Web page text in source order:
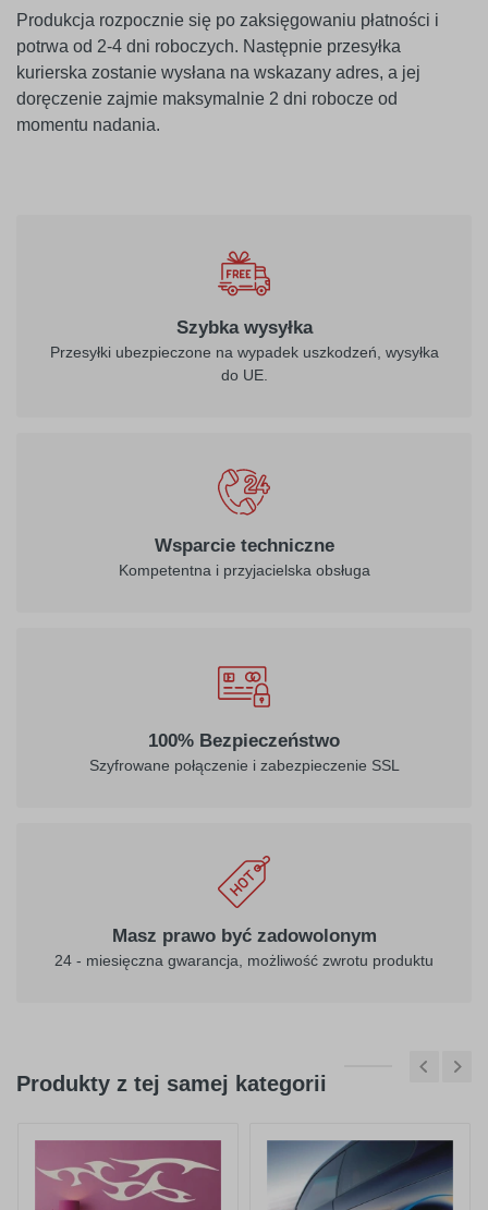
Produkcja rozpocznie się po zaksięgowaniu płatności i
potrwa od 2-4 dni roboczych. Następnie przesyłka
kurierska zostanie wysłana na wskazany adres, a jej
doręczenie zajmie maksymalnie 2 dni robocze od
momentu nadania.
purpurowo-
312
burgund
czerwony
pomarańczowy
ciemny
fioletowy
różowy
404
045
Szybka wysyłka
Przesyłki ubezpieczone na wypadek uszkodzeń, wysyłka
do UE.
Wsparcie techniczne
Kompetentna i przyjacielska obsługa
100% Bezpieczeństwo
Szyfrowane połączenie i zabezpieczenie SSL
Masz prawo być zadowolonym
24 - miesięczna gwarancja, możliwość zwrotu produktu
Produkty z tej samej kategorii